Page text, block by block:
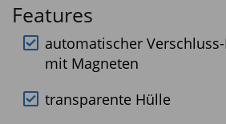
Features
automatischer
mit Magneten
transparente Hülle